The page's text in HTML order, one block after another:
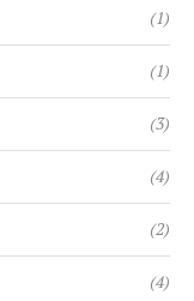
(1)
(1)
(3)
(4)
(2)
(4)